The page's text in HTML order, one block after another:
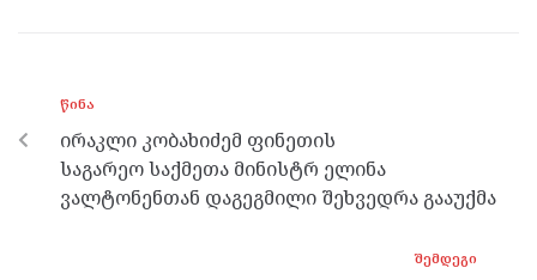
o
o
k
er m p
p
ᲬᲘᲜᲐ
ირაკლი კობახიძემ ფინეთის
საგარეო საქმეთა მინისტრ ელინა
ვალტონენთან დაგეგმილი შეხვედრა გააუქმა
ᲨᲔᲛᲓᲔᲒᲘ